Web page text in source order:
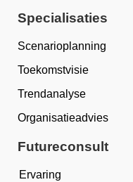
Specialisaties
Scenarioplanning
Toekomstvisie
Trendanalyse
Organisatieadvies
Futureconsult
Ervaring